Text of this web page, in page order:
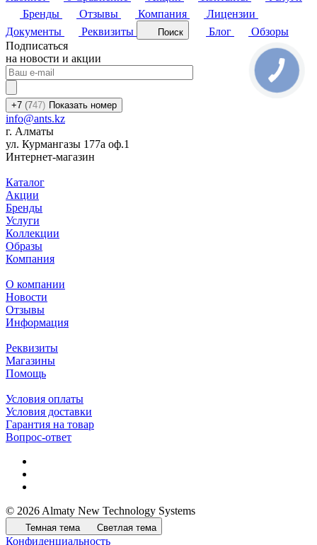
Бренды
Отзывы Компания
Лицензии
Документы
Реквизиты Поиск Блог
Обзоры
Подписаться
на новости и акции
+7 (747) Показать номер
info@ants.kz
г. Алматы
ул. Курмангазы 177а оф.1
Интернет-магазин
Каталог
Акции
Бренды
Услуги
Коллекции
Образы
Компания
О компании
Новости
Отзывы
Информация
Реквизиты
Магазины
Помощь
Условия оплаты
Условия доставки
Гарантия на товар
Вопрос-ответ
© 2026 Almaty New Technology Systems
Темная тема Светлая тема
Конфиденциальность